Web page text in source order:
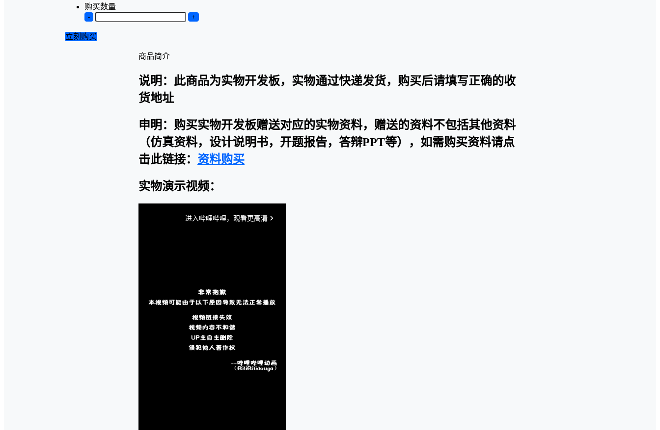
购买数量
- +
立刻购买
商品简介
说明：此商品为实物开发板，实物通过快递发货，购买后请填写正确的收
货地址
申明：购买实物开发板赠送对应的实物资料，赠送的资料不包括其他资料
（仿真资料，设计说明书，开题报告，答辩PPT等），如需购买资料请点
击此链接： 资料购买
实物演示视频：